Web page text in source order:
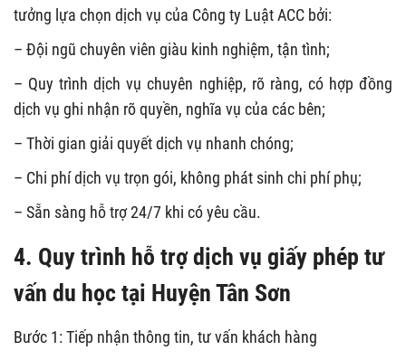
tưởng lựa chọn dịch vụ của Công ty Luật ACC bởi:
– Đội ngũ chuyên viên giàu kinh nghiệm, tận tình;
– Quy trình dịch vụ chuyên nghiệp, rõ ràng, có hợp đồng
dịch vụ ghi nhận rõ quyền, nghĩa vụ của các bên;
– Thời gian giải quyết dịch vụ nhanh chóng;
– Chi phí dịch vụ trọn gói, không phát sinh chi phí phụ;
– Sẵn sàng hỗ trợ 24/7 khi có yêu cầu.
4. Quy trình hỗ trợ dịch vụ giấy phép tư
vấn du học tại Huyện Tân Sơn
Bước 1: Tiếp nhận thông tin, tư vấn khách hàng